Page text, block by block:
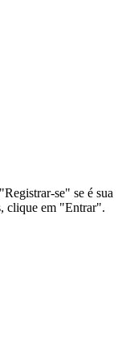
se" se é sua
clique em "Entrar".